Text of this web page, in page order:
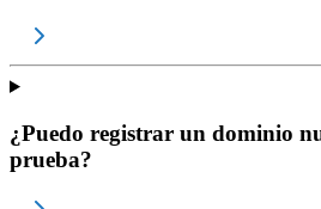
¿Puedo registrar un dominio
prueba?